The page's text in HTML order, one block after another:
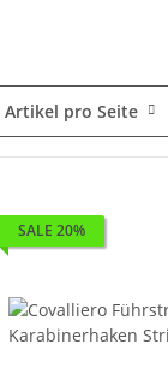
Artikel pro Seite
SALE 20%